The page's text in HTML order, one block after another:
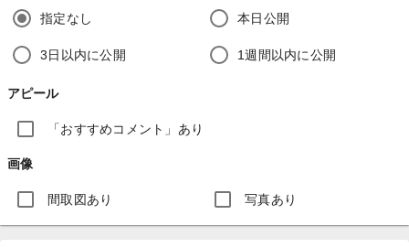
指定なし 本日公開
3日以内に公開 1週間以内に公開
アピール
「おすすめコメント」あり
画像
間取図あり 写真あり